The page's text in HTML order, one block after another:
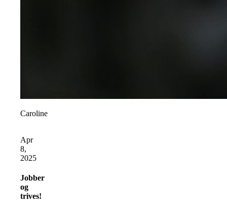
Caroline
Apr
8,
2025
Jobber
og
trives!